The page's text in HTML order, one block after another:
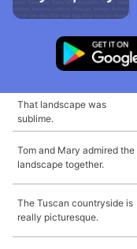
That landscape was
sublime.
Tom and Mary admired the
landscape together.
The Tuscan countryside is
really picturesque.